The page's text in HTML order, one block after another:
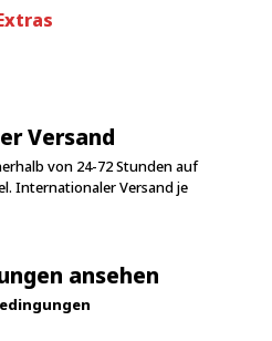
Versand
von 24-72 Stunden auf
Internationaler Versand je
ansehen